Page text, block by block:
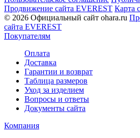
Продвижение сайта EVEREST Карта
© 2026 Официальный сайт ohara.ru
сайта EVEREST
Покупателям
Оплата
Доставка
Гарантии и возврат
Таблица размеров
Уход за изделием
Вопросы и ответы
Документы сайта
Компания